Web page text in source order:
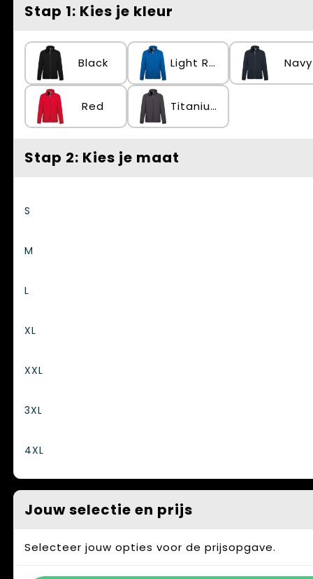
Veiligheid, Auto en Fiets
Waterflesjes
Stap 1: Kies je kleur
Black Light Royal Blue Navy
Red Titanium
Stap 2: Kies je maat
S
M
L
XL
XXL
3XL
4XL
Jouw selectie en prijs
Selecteer jouw opties voor de prijsopgave.